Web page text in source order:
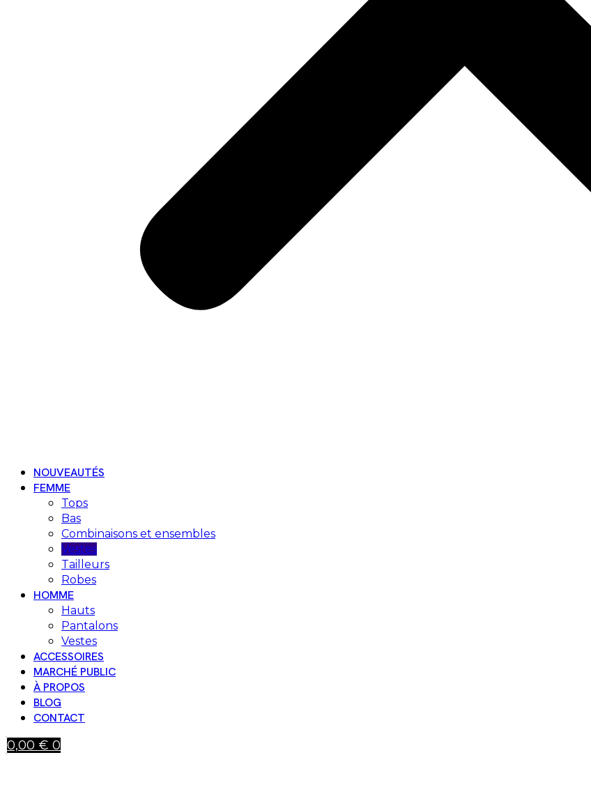
NOUVEAUTÉS
FEMME
Tops
Bas
Combinaisons et ensembles
Vestes
Tailleurs
Robes
HOMME
Hauts
Pantalons
Vestes
ACCESSOIRES
MARCHÉ PUBLIC
À PROPOS
BLOG
CONTACT
0,00 € 0